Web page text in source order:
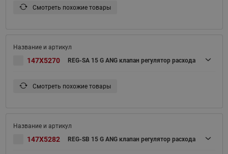
Смотреть похожие товары
147X5270 REG-SA 15 G ANG клапан регулятор расхода
Смотреть похожие товары
147X5282 REG-SB 15 G ANG клапан регулятор расхода